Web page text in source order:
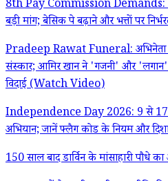
8th Pay Commission Demands:
बड़ी मांग; बेसिक पे बढ़ाने और भत्तों पर
Pradeep Rawat Funeral: अभिनेता
संस्कार; आमिर खान ने 'गजनी' और
विदाई (Watch Video)
Independence Day 2026: 9 से 17
अभियान; जानें फ्लैग कोड के नियम और
150 साल बाद डार्विन के मांसाहारी पौधे